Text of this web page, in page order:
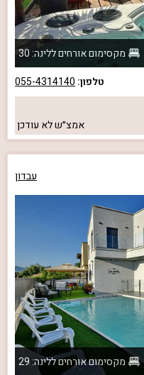
מקסימום אורחים ללינה: 30
טלפון: 055-4314140
אמצ״שלא עודכן
עבדון
מקסימום אורחים ללינה: 29